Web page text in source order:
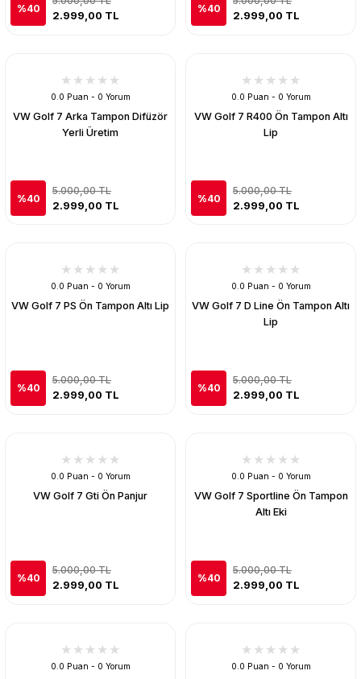
%40
2.999,00 TL
%40
2.999,00 TL
0.0 Puan - 0 Yorum
VW Golf 7 Arka Tampon Difüzör
Yerli Üretim
%40
5.000,00 TL
2.999,00 TL
0.0 Puan - 0 Yorum
VW Golf 7 R400 Ön Tampon Altı
Lip
%40
5.000,00 TL
2.999,00 TL
0.0 Puan - 0 Yorum
VW Golf 7 PS Ön Tampon Altı Lip
%40
5.000,00 TL
2.999,00 TL
0.0 Puan - 0 Yorum
VW Golf 7 D Line Ön Tampon Altı
Lip
%40
5.000,00 TL
2.999,00 TL
0.0 Puan - 0 Yorum
VW Golf 7 Gti Ön Panjur
%40
5.000,00 TL
2.999,00 TL
0.0 Puan - 0 Yorum
VW Golf 7 Sportline Ön Tampon
Altı Eki
%40
5.000,00 TL
2.999,00 TL
0.0 Puan - 0 Yorum 0.0 Puan - 0 Yorum